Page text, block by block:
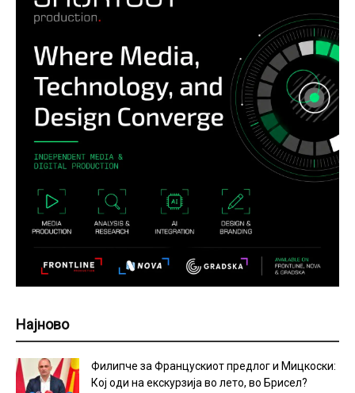
Најново
Филипче за Францускиот предлог и Мицкоски:
Кој оди на екскурзија во лето, во Брисел?